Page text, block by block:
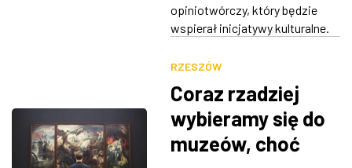
opiniotwórczy, który będzie
wspierał inicjatywy kulturalne.
RZESZÓW
Coraz rzadziej
wybieramy się do
muzeów, choć